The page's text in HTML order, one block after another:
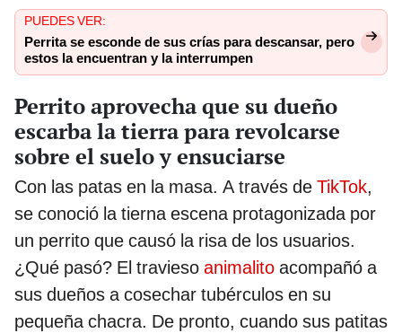
PUEDES VER:
Perrita se esconde de sus crías para descansar, pero
estos la encuentran y la interrumpen
Perrito aprovecha que su dueño
escarba la tierra para revolcarse
sobre el suelo y ensuciarse
Con las patas en la masa. A través de TikTok,
se conoció la tierna escena protagonizada por
un perrito que causó la risa de los usuarios.
¿Qué pasó? El travieso animalito acompañó a
sus dueños a cosechar tubérculos en su
pequeña chacra. De pronto, cuando sus patitas